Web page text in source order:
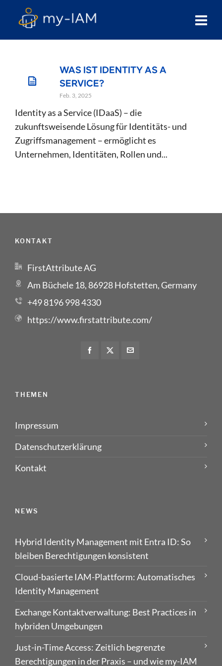
WAS IST IDENTITY AS A
SERVICE?
Feb. 3, 2025
Identity as a Service (IDaaS) – die
zukunftsweisende Lösung für Identitäts- und
Zugriffsmanagement – ermöglicht es
Unternehmen, Identitäten, Rollen und...
KONTAKT
FirstAttribute AG
Am Büchele 18, 86928 Hofstetten, Germany
+49 8196 998 4330
https://www.firstattribute.com/
THEMEN
Impressum
Datenschutzerklärung
Kontakt
NEWS
Hybrid Identity Management mit Entra ID: So
bleiben Berechtigungen konsistent
Cloud-basierte IAM-Plattform: Automatisches
Identity Management
Exchange Kontaktverwaltung: Best Practices in
hybriden Umgebungen
Just-in-Time Access: Zeitlich begrenzte
Berechtigungen in der Praxis – und wie my-IAM